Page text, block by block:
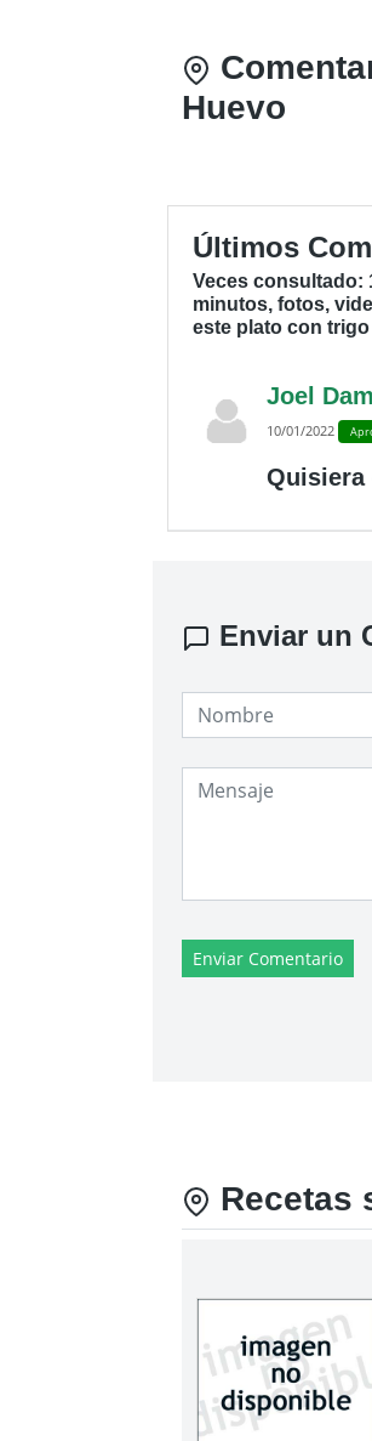
Huevo
Últimos
Veces consultado:
minutos, fotos,
este plato con
Joel
10/01/2022
Quisiera
Enviar un
Enviar Comentario
Recetas